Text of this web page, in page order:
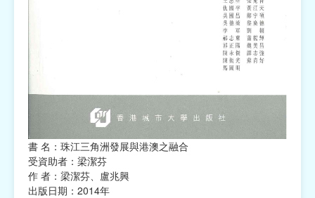
書 名：珠江三角洲發展與港澳之融合
受資助者：梁潔芬
作 者：梁潔芬、盧兆興
出版日期：2014年